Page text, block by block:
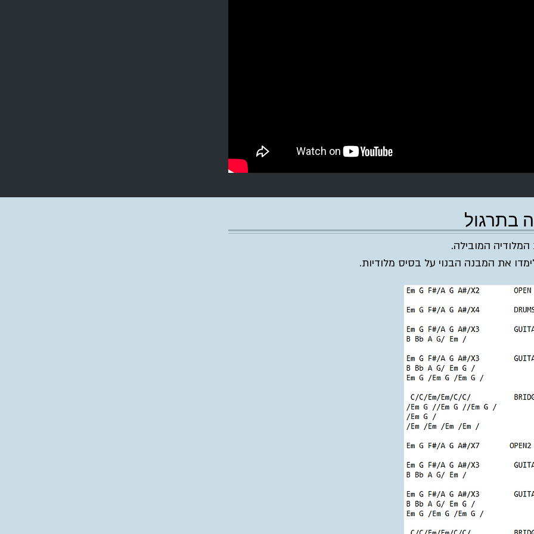
בתרגול
המלודיה המובילה.
את המבנה הבנוי על בסיס מלודיות.